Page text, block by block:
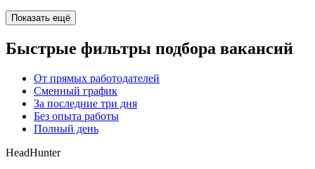
Показать ещё
Быстрые фильтры подбора вакансий
От прямых работодателей
Сменный график
За последние три дня
Без опыта работы
Полный день
HeadHunter